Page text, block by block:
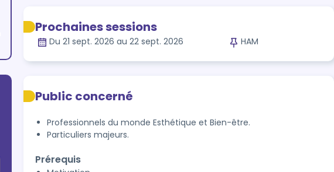
Prochaines sessions
Du 21 sept. 2026 au 22 sept. 2026 HAM
Public concerné
Professionnels du monde Esthétique et Bien-être.
Particuliers majeurs.
Prérequis